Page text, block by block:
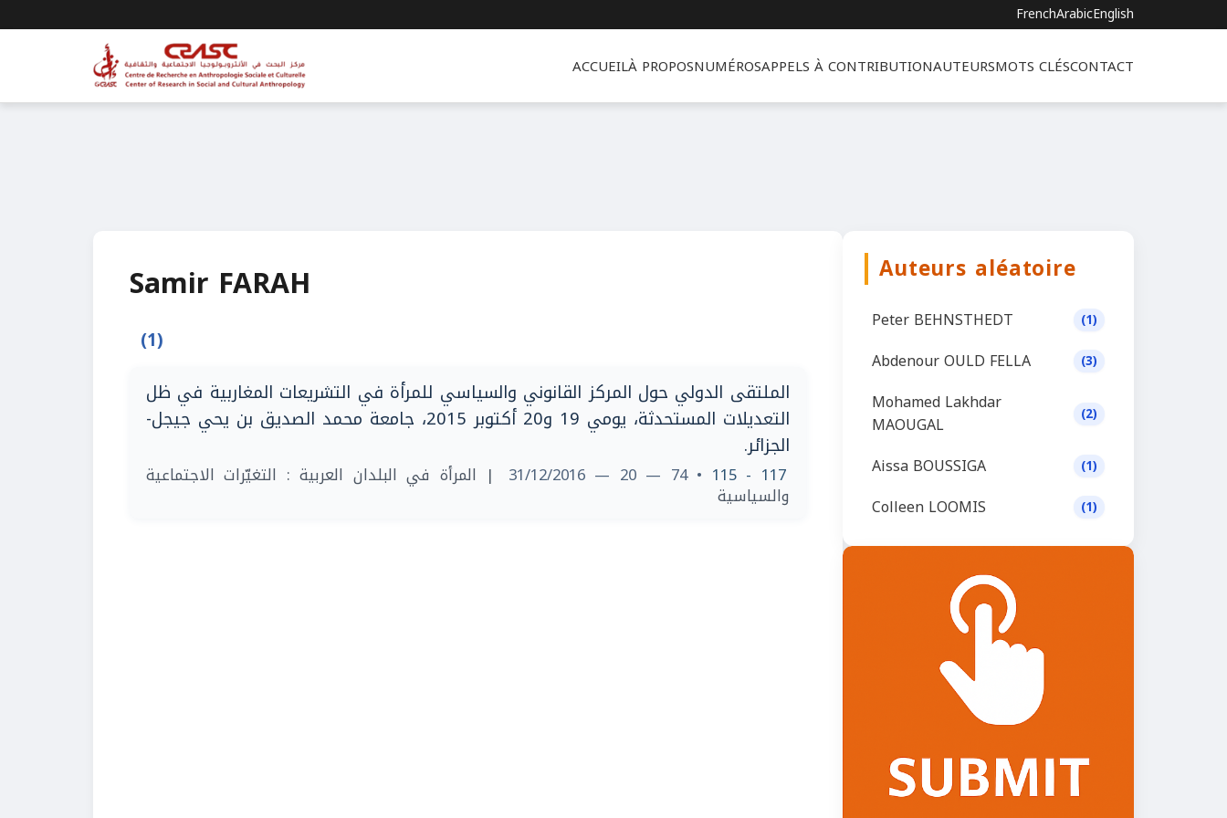
FrenchArabicEnglish
ACCUEILÀ PROPOSNUMÉROSAPPELS À CONTRIBUTIONAUTEURSMOTS CLÉSCONTACT
Samir FARAH
(1)
الملتقى الدولي حول المركز القانوني والسياسي للمرأة في التشريعات المغاربية في ظل
التعديلات المستحدثة، يومي 19 و20 أكتوبر 2015، جامعة محمد الصديق بن يحي جيجل-
الجزائر.
117 - 115
• 74 — 20 — 31/12/2016 | المرأة في البلدان العربية : التغيّرات الاجتماعية
والسياسية
Auteurs aléatoire
Peter BEHNSTHEDT (1)
Abdenour OULD FELLA (3)
Mohamed Lakhdar
MAOUGAL
(2)
Aissa BOUSSIGA (1)
Colleen LOOMIS (1)